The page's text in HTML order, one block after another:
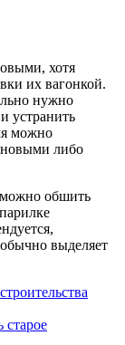
хотя
их вагонкой.
нужно
устранить
можно
новыми либо
обшить
выделяет
старое